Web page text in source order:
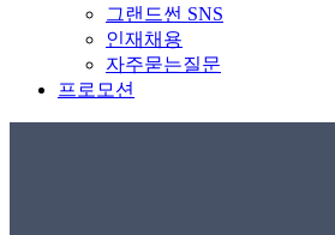
그랜드썬 SNS
인재채용
자주묻는질문
프로모션